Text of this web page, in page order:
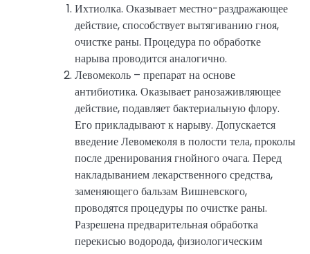
Ихтиолка. Оказывает местно-раздражающее
действие, способствует вытягиванию гноя,
очистке раны. Процедура по обработке
нарыва проводится аналогично.
Левомеколь – препарат на основе
антибиотика. Оказывает ранозаживляющее
действие, подавляет бактериальную флору.
Его прикладывают к нарыву. Допускается
введение Левомеколя в полости тела, проколы
после дренирования гнойного очага. Перед
накладыванием лекарственного средства,
заменяющего бальзам Вишневского,
проводятся процедуры по очистке раны.
Разрешена предварительная обработка
перекисью водорода, физиологическим